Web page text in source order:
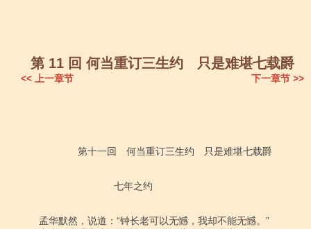
第 11 回 何当重订三生约 只是难堪七载爵
<< 上一章节 下一章节 >>